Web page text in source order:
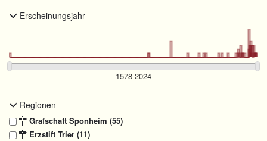
Erscheinungsjahr
Regionen
Grafschaft Sponheim (55)
Erzstift Trier (11)